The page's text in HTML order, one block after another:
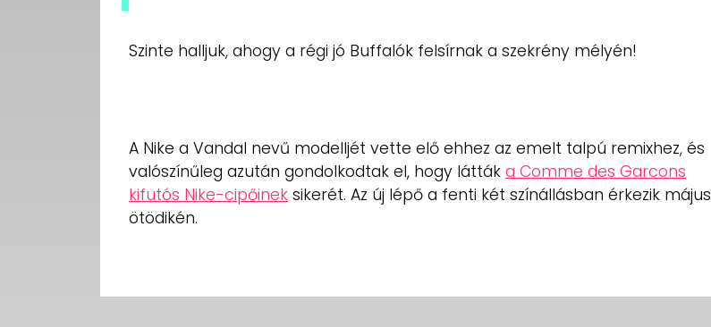
Szinte halljuk, ahogy a régi jó Buffalók felsírnak a szekrény mélyén!
A Nike a Vandal nevű modelljét vette elő ehhez az emelt talpú remixhez, és
valószínűleg azután gondolkodtak el, hogy látták a Comme des Garcons
kifutós Nike-cipőinek sikerét. Az új lépő a fenti két színállásban érkezik május
ötödikén.